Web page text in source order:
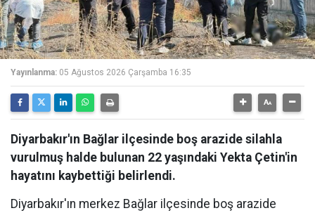
Yayınlanma: 05 Ağustos 2026 Çarşamba 16:35
Diyarbakır'ın Bağlar ilçesinde boş arazide silahla
vurulmuş halde bulunan 22 yaşındaki Yekta Çetin'in
hayatını kaybettiği belirlendi.
Diyarbakır'ın merkez Bağlar ilçesinde boş arazide